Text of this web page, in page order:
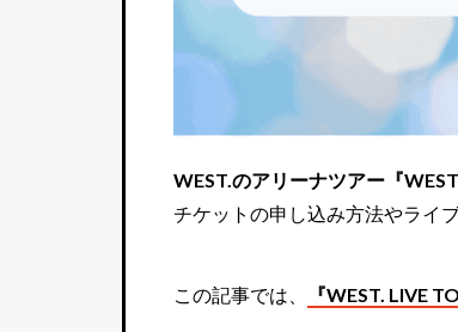
WEST.のアリーナツアー『
チケットの申し込み方法やライ
この記事では、 『WEST. LIVE